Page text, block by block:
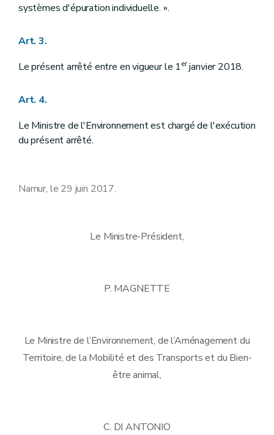
systèmes d'épuration individuelle. ».
Art. 3.
Le présent arrêté entre en vigueur le 1erjanvier 2018.
Art. 4.
Le Ministre de l'Environnement est chargé de l'exécution
du présent arrêté.
Namur, le 29 juin 2017.
Le Ministre-Président,
P. MAGNETTE
Le Ministre de l’Environnement, de l’Aménagement du
Territoire, de la Mobilité et des Transports et du Bien-
être animal,
C. DI ANTONIO